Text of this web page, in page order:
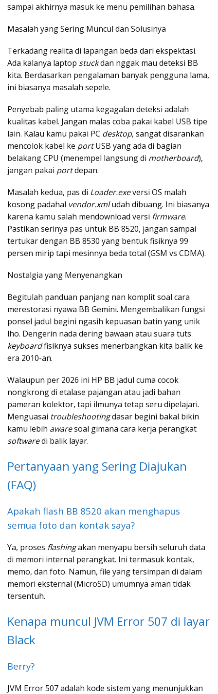
sampai akhirnya masuk ke menu pemilihan bahasa.
Masalah yang Sering Muncul dan Solusinya
Terkadang realita di lapangan beda dari ekspektasi.
Ada kalanya laptop stuckdan nggak mau deteksi BB
kita. Berdasarkan pengalaman banyak pengguna lama,
ini biasanya masalah sepele.
Penyebab paling utama kegagalan deteksi adalah
kualitas kabel. Jangan malas coba pakai kabel USB tipe
lain. Kalau kamu pakai PC desktop, sangat disarankan
mencolok kabel ke portUSB yang ada di bagian
belakang CPU (menempel langsung di motherboard),
jangan pakai portdepan.
Masalah kedua, pas di Loader.exeversi OS malah
kosong padahal vendor.xmludah dibuang. Ini biasanya
karena kamu salah mendownload versi firmware.
Pastikan serinya pas untuk BB 8520, jangan sampai
tertukar dengan BB 8530 yang bentuk fisiknya 99
persen mirip tapi mesinnya beda total (GSM vs CDMA).
Nostalgia yang Menyenangkan
Begitulah panduan panjang nan komplit soal cara
merestorasi nyawa BB Gemini. Mengembalikan fungsi
ponsel jadul begini ngasih kepuasan batin yang unik
lho. Dengerin nada dering bawaan atau suara tuts
keyboardfisiknya sukses menerbangkan kita balik ke
era 2010-an.
Walaupun per 2026 ini HP BB jadul cuma cocok
nongkrong di etalase pajangan atau jadi bahan
pameran kolektor, tapi ilmunya tetap seru dipelajari.
Menguasai troubleshootingdasar begini bakal bikin
kamu lebih awaresoal gimana cara kerja perangkat
softwaredi balik layar.
Pertanyaan yang Sering Diajukan
(FAQ)
Apakah flash BB 8520 akan menghapus
semua foto dan kontak saya?
Ya, proses flashingakan menyapu bersih seluruh data
di memori internal perangkat. Ini termasuk kontak,
memo, dan foto. Namun, file yang tersimpan di dalam
memori eksternal (MicroSD) umumnya aman tidak
tersentuh.
Kenapa muncul JVM Error 507 di layar
Black
Berry?
JVM Error 507 adalah kode sistem yang menunjukkan